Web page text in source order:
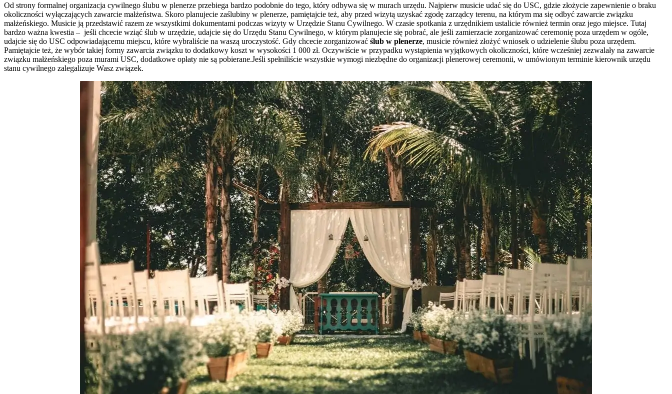
Od strony formalnej organizacja cywilnego ślubu w plenerze przebiega bardzo podobnie do tego, który odbywa się w murach urzędu. Najpierw musicie udać się do USC, gdzie złożycie zapewnienie o braku
okoliczności wyłączających zawarcie małżeństwa. Skoro planujecie zaślubiny w plenerze, pamiętajcie też, aby przed wizytą uzyskać zgodę zarządcy terenu, na którym ma się odbyć zawarcie związku
małżeńskiego. Musicie ją przedstawić razem ze wszystkimi dokumentami podczas wizyty w Urzędzie Stanu Cywilnego. W czasie spotkania z urzędnikiem ustalicie również termin oraz jego miejsce. Tutaj
bardzo ważna kwestia – jeśli chcecie wziąć ślub w urzędzie, udajcie się do Urzędu Stanu Cywilnego, w którym planujecie się pobrać, ale jeśli zamierzacie zorganizować ceremonię poza urzędem w ogóle,
udajcie się do USC odpowiadającemu miejscu, które wybraliście na waszą uroczystość. Gdy chcecie zorganizować ślub w plenerze, musicie również złożyć wniosek o udzielenie ślubu poza urzędem.
Pamiętajcie też, że wybór takiej formy zawarcia związku to dodatkowy koszt w wysokości 1 000 zł. Oczywiście w przypadku wystąpienia wyjątkowych okoliczności, które wcześniej zezwalały na zawarcie
związku małżeńskiego poza murami USC, dodatkowe opłaty nie są pobierane.Jeśli spełniliście wszystkie wymogi niezbędne do organizacji plenerowej ceremonii, w umówionym terminie kierownik urzędu
stanu cywilnego zalegalizuje Wasz związek.